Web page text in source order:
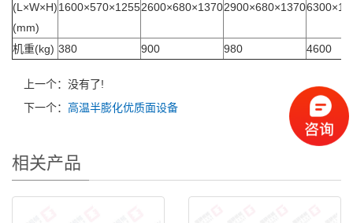
(L×W×H)
(mm)
1600×570×12552600×680×13702900×680×1370
机重(kg) 380 900 980 4600
上一个：没有了!
下一个： 高温半膨化优质面设备
相关产品